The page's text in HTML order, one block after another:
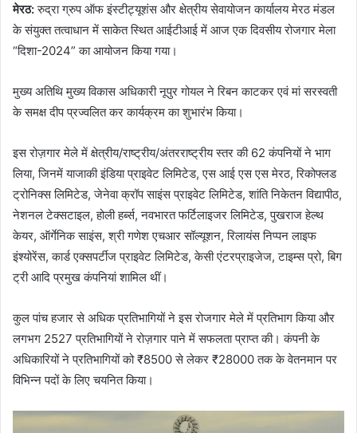
मेरठ:रुद्रा ग्रुप ऑफ इंस्टीट्यूशंस और क्षेत्रीय सेवायोजन कार्यालय मेरठ मंडल
के संयुक्त तत्वाधान में साकेत स्थित आईटीआई में आज एक दिवसीय रोजगार मेला
“दिशा-2024” का आयोजन किया गया।
मुख्य अतिथि मुख्य विकास अधिकारी नूपुर गोयल ने रिबन काटकर एवं मां सरस्वती
के समक्ष दीप प्रज्वलित कर कार्यक्रम का शुभारंभ किया।
इस रोज़गार मेले में क्षेत्रीय/राष्ट्रीय/अंतरराष्ट्रीय स्तर की 62 कंपनियों ने भाग
लिया, जिनमें याजाकी इंडिया प्राइवेट लिमिटेड, एस आई एस एस मेरठ, रिकोफ्लड
ट्रोनिक्स लिमिटेड, जेनेवा क्रॉप साइंस प्राइवेट लिमिटेड, शांति निकेतन विद्यापीठ,
नेशनल टेक्सटाइल, होली हर्ब्स, नवभारत फर्टिलाइजर लिमिटेड, पुखराज हेल्थ
केयर, ऑर्गेनिक साइंस, श्री गणेश एचआर सॉल्यूशन, रिलायंस निप्पन लाइफ
इंश्योरेंस, कार्ड एक्सपर्टीज प्राइवेट लिमिटेड, केसी एंटरप्राइजेज, टाइम्स प्रो, बिग
ट्री आदि प्रमुख कंपनियां शामिल थीं।
कुल पांच हजार से अधिक प्रतिभागियों ने इस रोजगार मेले में प्रतिभाग किया और
लगभग 2527 प्रतिभागियों ने रोज़गार पाने में सफलता प्राप्त की। कंपनी के
अधिकारियों ने प्रतिभागियों को ₹8500 से लेकर ₹28000 तक के वेतनमान पर
विभिन्न पदों के लिए चयनित किया।